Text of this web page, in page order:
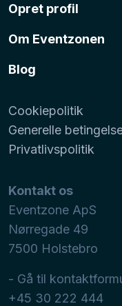
Opret profil
Om Eventzonen
Blog
Cookiepolitik
Generelle
Privatlivspolitik
Kontakt os
Eventzone ApS
Nørregade 49
7500 Holstebro
- Gå til
+45 30 222 444